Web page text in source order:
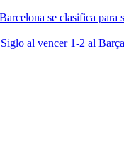
se clasifica para
al vencer 1-2 al